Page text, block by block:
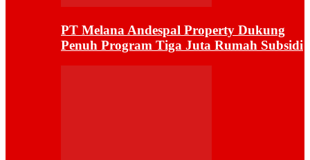
PT Melana Andespal Property Dukung
Penuh Program Tiga Juta Rumah Subsidi